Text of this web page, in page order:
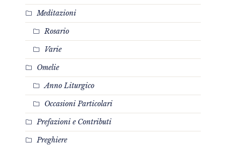
Meditazioni
Rosario
Varie
Omelie
Anno Liturgico
Occasioni Particolari
Prefazioni e Contributi
Preghiere